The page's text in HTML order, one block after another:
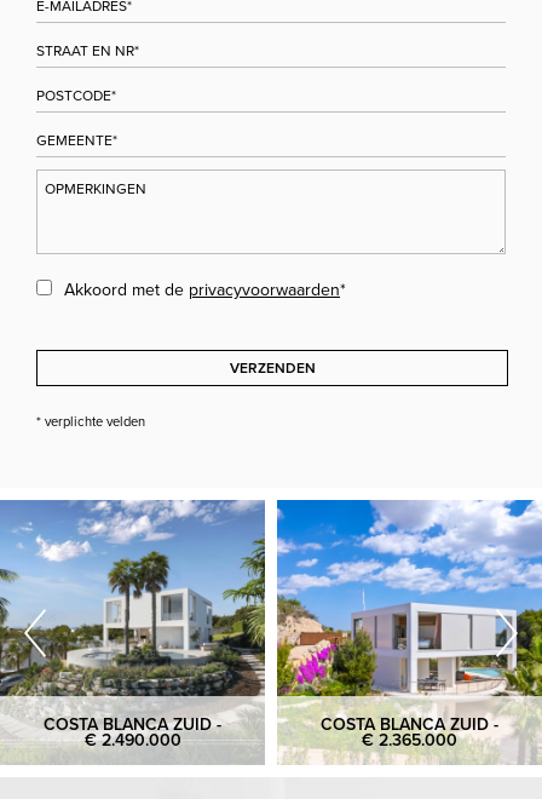
Akkoord met de privacyvoorwaarden*
VERZENDEN
* verplichte velden
COSTA BLANCA ZUID -
€ 2.490.000
COSTA BLANCA ZUID -
€ 2.365.000